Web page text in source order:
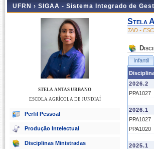
UFRN › SIGAA - Sistema Integrado de
STELA ANTAS URBANO
ESCOLA AGRÍCOLA DE JUNDIAÍ
Perfil Pessoal
Produção Intelectual
Disciplinas Ministradas
Stela
TAD -
Infantil
2026.2
PPA1027
2026.1
PPA1027
PPA1020
2025.1